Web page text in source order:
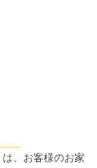
、お客様のお家